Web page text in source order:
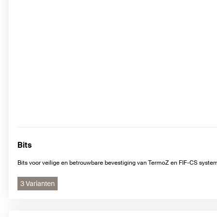
Bits
Bits voor veilige en betrouwbare bevestiging van TermoZ en FIF-CS
3 Varianten